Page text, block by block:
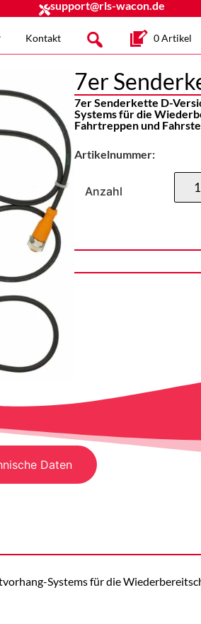
support@rls-wacon.de
Kontakt 0 Artikel
7er
7er Senderkette D-
Systems für die
Fahrtreppen und
Artikelnummer:
Anzahl
Daten
Systems für die